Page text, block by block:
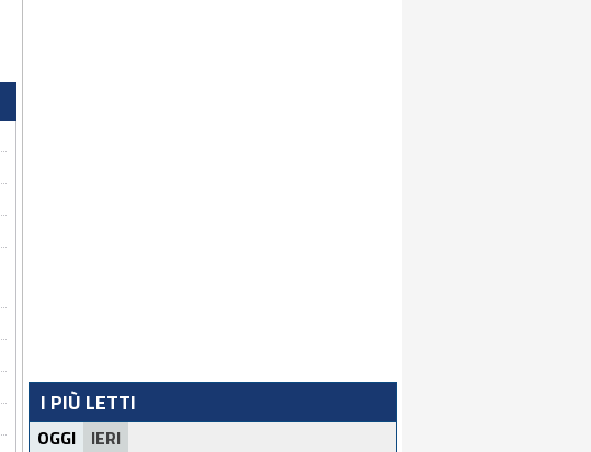
I PIÙ LETTI
OGGI IERI